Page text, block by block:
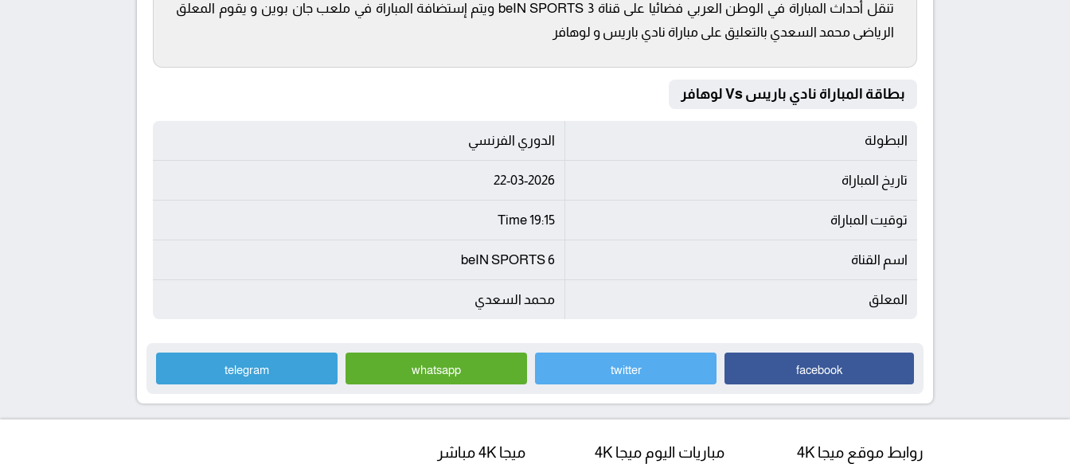
تنقل أحداث المباراة في الوطن العربي فضائيا على قناة beIN SPORTS 3 ويتم إستضافة المباراة في ملعب جان بوين و يقوم المعلق
الرياضى محمد السعدي بالتعليق على مباراة نادي باريس و لوهافر
بطاقة المباراة نادي باريس Vs لوهافر
البطولة الدوري الفرنسي
تاريخ المباراة 22-03-2026
توقيت المباراة 19:15 Time
اسم القناة beIN SPORTS 6
المعلق محمد السعدي
facebook
twitter
whatsapp
telegram
روابط موقع ميجا 4K مباريات اليوم ميجا 4K ميجا 4K مباشر